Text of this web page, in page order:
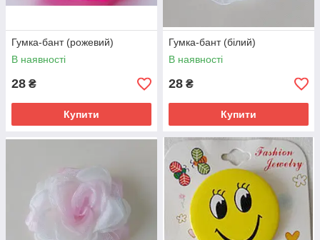
Гумка-бант (рожевий)
В наявності
28 ₴
Купити
Гумка-бант (білий)
В наявності
28 ₴
Купити